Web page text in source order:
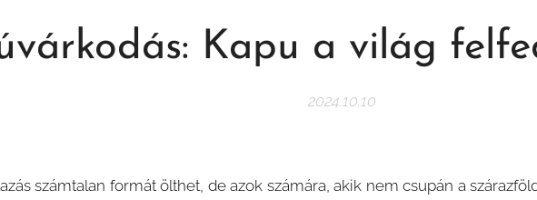
Kapu a világ
2024.10.10
számtalan formát ölthet, de azok számára, akik nem csupán a